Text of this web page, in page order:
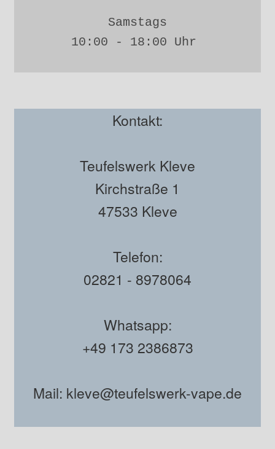
Samstags
10:00 - 18:00 Uhr
Kontakt:
Teufelswerk Kleve
Kirchstraße 1
47533 Kleve
Telefon:
02821 - 8978064
Whatsapp:
+49 173 2386873
Mail: kleve@teufelswerk-vape.de